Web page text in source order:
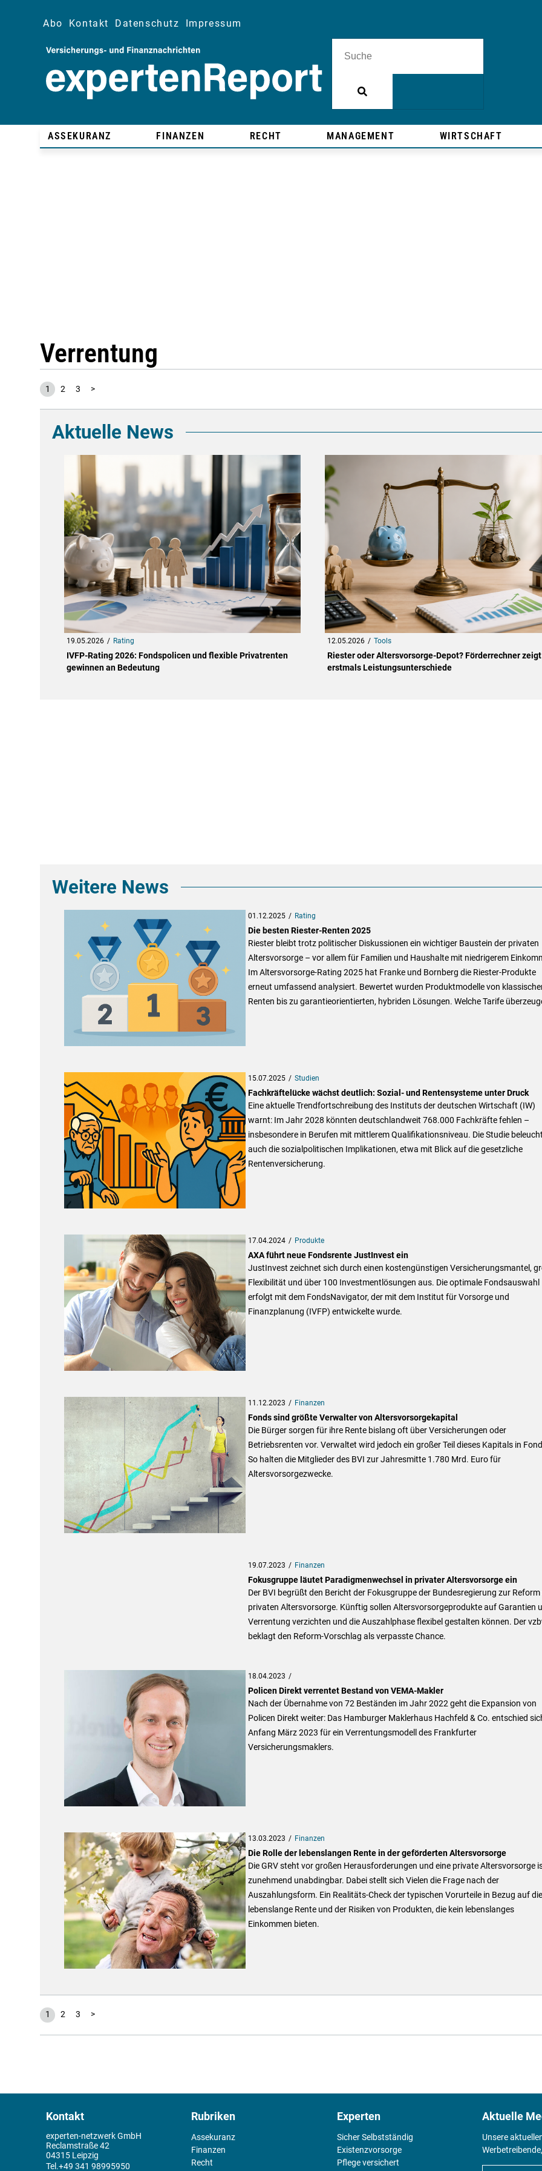
Abo Kontakt Datenschutz Impressum
ASSEKURANZ FINANZEN RECHT MANAGEMENT WIRTSCHAFT
Verrentung
1 2 3 >
Aktuelle News
19.05.2026 Rating
IVFP-Rating 2026: Fondspolicen und flexible Privatrenten
gewinnen an Bedeutung
12.05.2026 Tools
Riester oder Altersvorsorge-Depot? Förderrechner zeigt
erstmals Leistungsunterschiede
Weitere News
01.12.2025 Rating
Die besten Riester-Renten 2025
Riester bleibt trotz politischer Diskussionen ein wichtiger Baustein der privaten
Altersvorsorge – vor allem für Familien und Haushalte mit niedrigerem
Im Altersvorsorge-Rating 2025 hat Franke und Bornberg die Riester-Produkte
erneut umfassend analysiert. Bewertet wurden Produktmodelle von
Renten bis zu garantieorientierten, hybriden Lösungen. Welche Tarife
15.07.2025 Studien
Fachkräftelücke wächst deutlich: Sozial- und Rentensysteme unter Druck
Eine aktuelle Trendfortschreibung des Instituts der deutschen Wirtschaft (IW)
warnt: Im Jahr 2028 könnten deutschlandweit 768.000 Fachkräfte fehlen –
insbesondere in Berufen mit mittlerem Qualifikationsniveau. Die Studie
auch die sozialpolitischen Implikationen, etwa mit Blick auf die gesetzliche
Rentenversicherung.
17.04.2024 Produkte
AXA führt neue Fondsrente JustInvest ein
JustInvest zeichnet sich durch einen kostengünstigen Versicherungsmantel,
Flexibilität und über 100 Investmentlösungen aus. Die optimale Fondsauswahl
erfolgt mit dem FondsNavigator, der mit dem Institut für Vorsorge und
Finanzplanung (IVFP) entwickelte wurde.
11.12.2023 Finanzen
Fonds sind größte Verwalter von Altersvorsorgekapital
Die Bürger sorgen für ihre Rente bislang oft über Versicherungen oder
Betriebsrenten vor. Verwaltet wird jedoch ein großer Teil dieses Kapitals in
So halten die Mitglieder des BVI zur Jahresmitte 1.780 Mrd. Euro für
Altersvorsorgezwecke.
19.07.2023 Finanzen
Fokusgruppe läutet Paradigmenwechsel in privater Altersvorsorge ein
Der BVI begrüßt den Bericht der Fokusgruppe der Bundesregierung zur Reform
privaten Altersvorsorge. Künftig sollen Altersvorsorgeprodukte auf Garantien
Verrentung verzichten und die Auszahlphase flexibel gestalten können. Der
beklagt den Reform-Vorschlag als verpasste Chance.
18.04.2023
Policen Direkt verrentet Bestand von VEMA-Makler
Nach der Übernahme von 72 Beständen im Jahr 2022 geht die Expansion von
Policen Direkt weiter: Das Hamburger Maklerhaus Hachfeld & Co. entschied
Anfang März 2023 für ein Verrentungsmodell des Frankfurter
Versicherungsmaklers.
13.03.2023 Finanzen
Die Rolle der lebenslangen Rente in der geförderten Altersvorsorge
Die GRV steht vor großen Herausforderungen und eine private Altersvorsorge
zunehmend unabdingbar. Dabei stellt sich Vielen die Frage nach der
Auszahlungsform. Ein Realitäts-Check der typischen Vorurteile in Bezug auf die
lebenslange Rente und der Risiken von Produkten, die kein lebenslanges
Einkommen bieten.
1 2 3 >
Kontakt
experten-netzwerk GmbH
Reclamstraße 42
04315 Leipzig
+49 341 98995950
Rubriken
Assekuranz
Finanzen
Recht
Experten
Sicher Selbstständig
Existenz­vorsorge
Pflege versichert
Aktuelle
Unsere